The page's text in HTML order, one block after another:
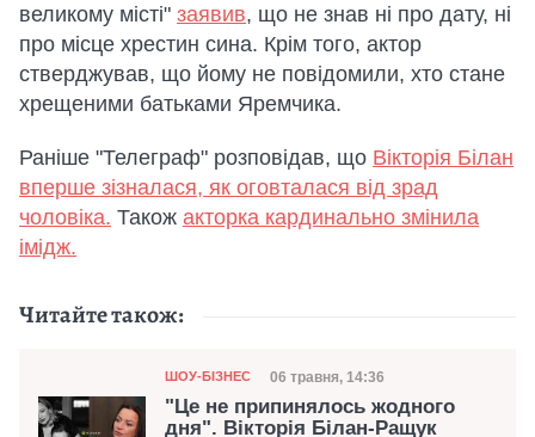
великому місті" заявив, що не знав ні про дату, ні
про місце хрестин сина. Крім того, актор
стверджував, що йому не повідомили, хто стане
хрещеними батьками Яремчика.
Раніше "Телеграф" розповідав, що Вікторія Білан
вперше зізналася, як оговталася від зрад
чоловіка. Також акторка кардинально змінила
імідж.
Читайте також:
Категорія
ШОУ-БІЗНЕС Дата публікації
06 травня, 14:36
"Це не припинялось жодного
дня". Вікторія Білан-Ращук